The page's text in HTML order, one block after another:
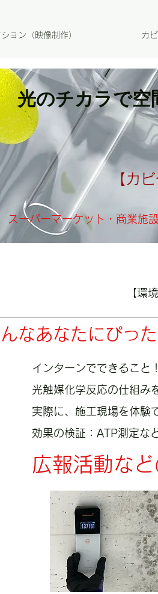
ョン（映像制作） カ
【カ
光のチカラで空
スーパーマーケット・商業施
【環
なあなたにぴっ
​インターンでできること！
光触媒化学反応の仕組み
実際に、施工現場を体験
効果の検証：ATP測定な
広報活動な